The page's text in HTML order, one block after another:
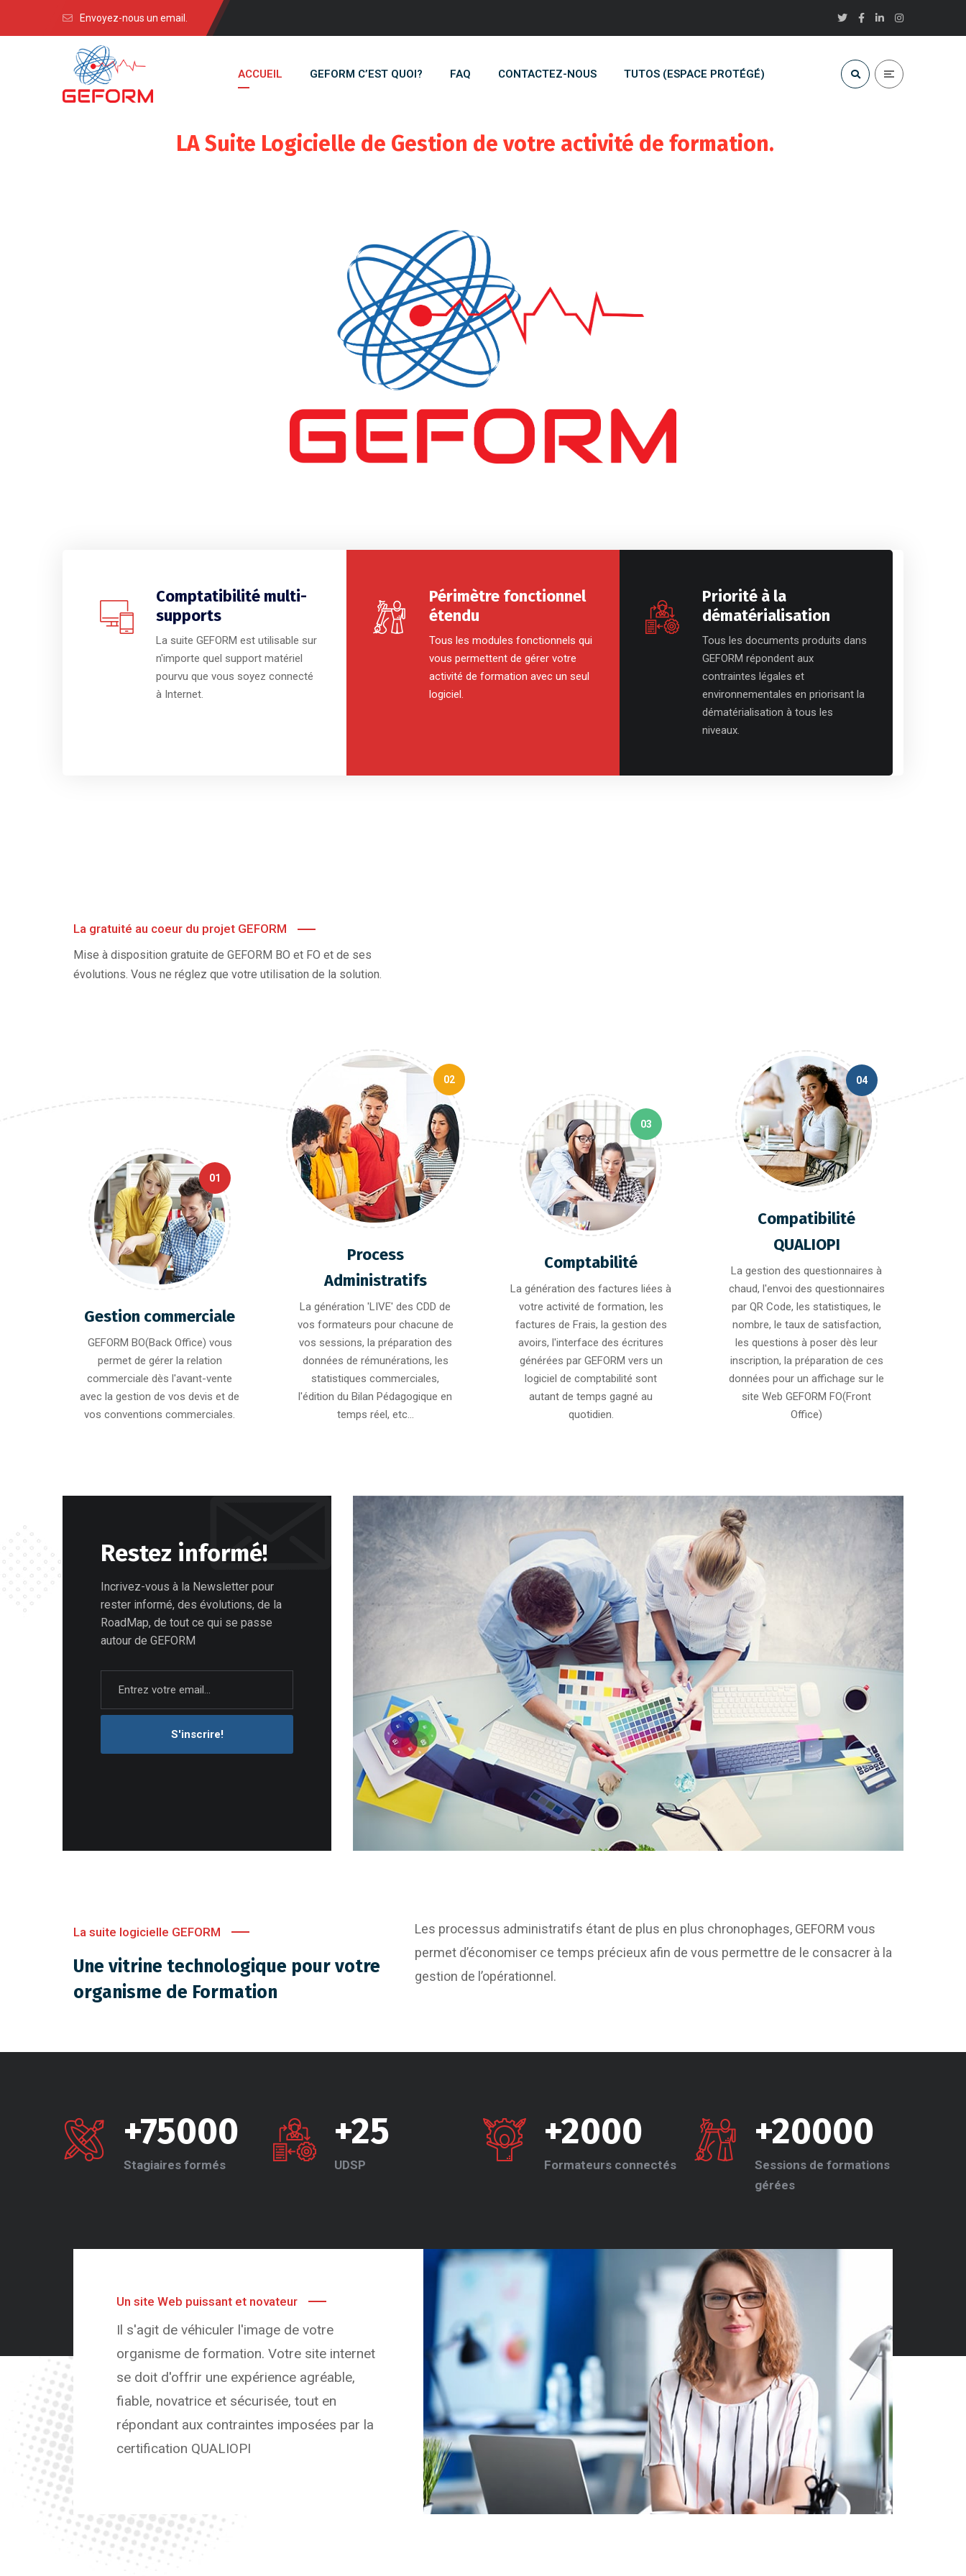
Envoyez-nous un email.
ACCUEIL GEFORM C’EST QUOI? FAQ CONTACTEZ-NOUS TUTOS (ESPACE PROTÉGÉ)
LA Suite Logicielle de Gestion de votre activité de formation.
Comptatibilité multi-
supports
La suite GEFORM est utilisable sur
n'importe quel support matériel
pourvu que vous soyez connecté
à Internet.
Périmètre fonctionnel
étendu
Tous les modules fonctionnels qui
vous permettent de gérer votre
activité de formation avec un seul
logiciel.
Priorité à la
dématérialisation
Tous les documents produits dans
GEFORM répondent aux
contraintes légales et
environnementales en priorisant la
dématérialisation à tous les
niveaux.
La gratuité au coeur du projet GEFORM
Mise à disposition gratuite de GEFORM BO et FO et de ses
évolutions. Vous ne réglez que votre utilisation de la solution.
01
Gestion commerciale
GEFORM BO(Back Office) vous
permet de gérer la relation
commerciale dès l'avant-vente
avec la gestion de vos devis et de
vos conventions commerciales.
02
Process
Administratifs
La génération 'LIVE' des CDD de
vos formateurs pour chacune de
vos sessions, la préparation des
données de rémunérations, les
statistiques commerciales,
l'édition du Bilan Pédagogique en
temps réel, etc...
03
Comptabilité
La génération des factures liées à
votre activité de formation, les
factures de Frais, la gestion des
avoirs, l'interface des écritures
générées par GEFORM vers un
logiciel de comptabilité sont
autant de temps gagné au
quotidien.
04
Compatibilité
QUALIOPI
La gestion des questionnaires à
chaud, l'envoi des questionnaires
par QR Code, les statistiques, le
nombre, le taux de satisfaction,
les questions à poser dès leur
inscription, la préparation de ces
données pour un affichage sur le
site Web GEFORM FO(Front
Office)
Restez informé!
Incrivez-vous à la Newsletter pour
rester informé, des évolutions, de la
RoadMap, de tout ce qui se passe
autour de GEFORM
S'inscrire!
La suite logicielle GEFORM
Une vitrine technologique pour votre
organisme de Formation
Les processus administratifs étant de plus en plus chronophages, GEFORM vous
permet d’économiser ce temps précieux afin de vous permettre de le consacrer à la
gestion de l’opérationnel.
+75000
Stagiaires formés
+25
UDSP
+2000
Formateurs connectés
+20000
Sessions de formations
gérées
Un site Web puissant et novateur
Il s'agit de véhiculer l'image de votre
organisme de formation. Votre site internet
se doit d'offrir une expérience agréable,
fiable, novatrice et sécurisée, tout en
répondant aux contraintes imposées par la
certification QUALIOPI